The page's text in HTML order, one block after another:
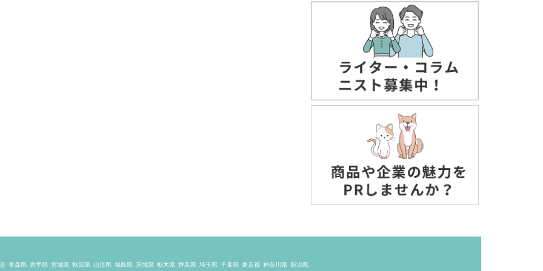
青森県 岩手県 宮城県 秋田県 山形県 福島県 茨城県 栃木県 群馬県 埼玉県 千葉県 東京都 神奈川県 新潟県